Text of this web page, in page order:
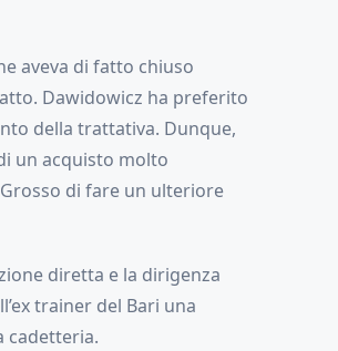
aveva di fatto chiuso
Dawidowicz ha preferito
della trattativa. Dunque,
un acquisto molto
di fare un ulteriore
diretta e la dirigenza
trainer del Bari una
cadetteria.